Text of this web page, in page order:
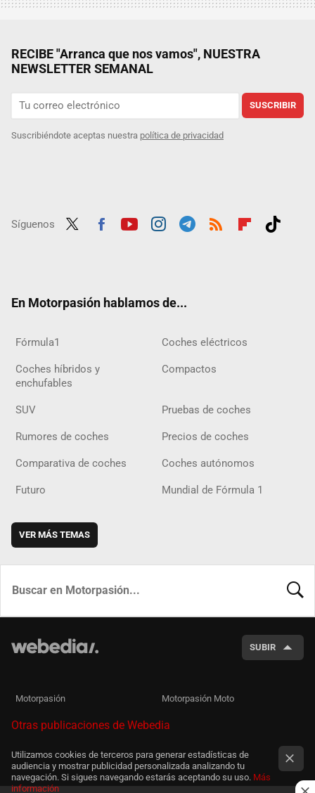
RECIBE "Arranca que nos vamos", NUESTRA
NEWSLETTER SEMANAL
SUSCRIBIR
Suscribiéndote aceptas nuestra política de privacidad
Síguenos
En Motorpasión hablamos de...
Fórmula1 Coches eléctricos
Coches híbridos y
enchufables
Compactos
SUV Pruebas de coches
Rumores de coches Precios de coches
Comparativa de coches Coches autónomos
Futuro Mundial de Fórmula 1
VER MÁS TEMAS
SUBIR
Motorpasión Motorpasión Moto
Otras publicaciones de Webedia
Utilizamos cookies de terceros para generar estadísticas de
audiencia y mostrar publicidad personalizada analizando tu
navegación. Si sigues navegando estarás aceptando su uso. Más
información